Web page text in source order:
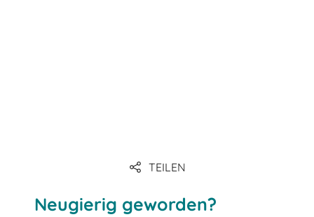
Link: BITO Fachwissen
TEILEN
Neugierig geworden?